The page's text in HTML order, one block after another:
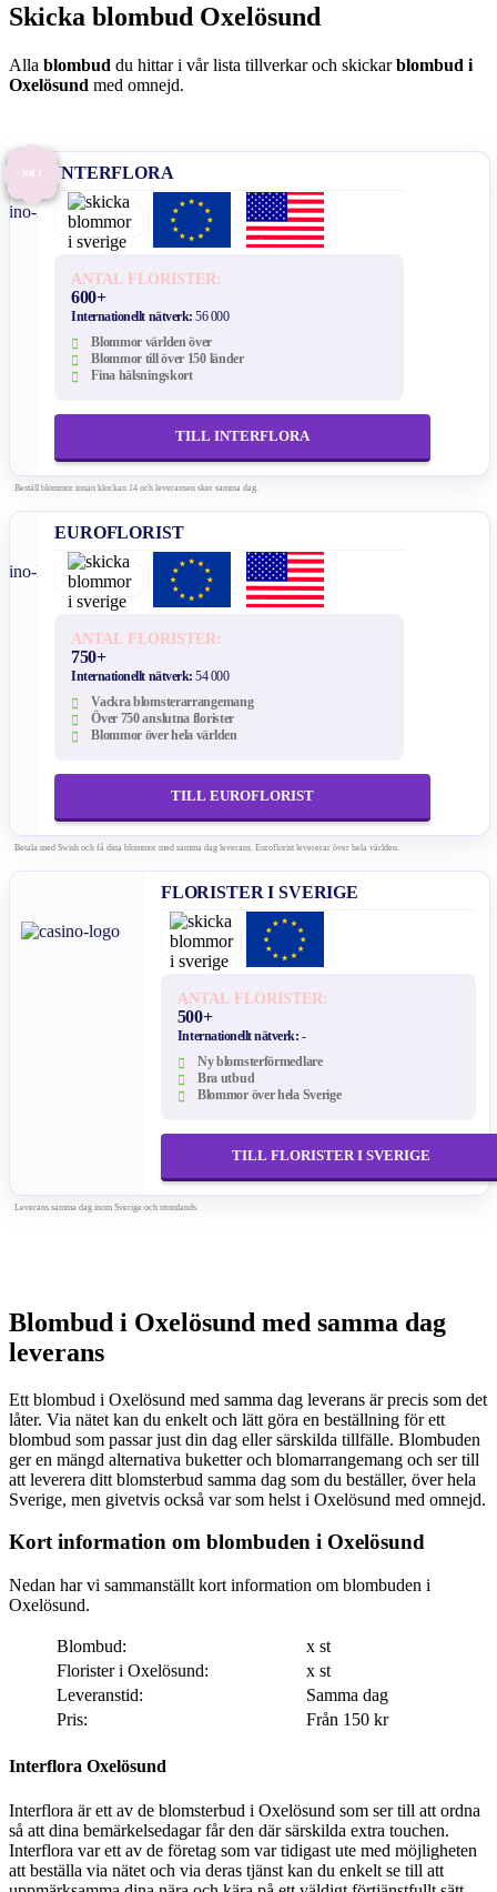
Skicka blombud Oxelösund
Alla blombud du hittar i vår lista tillverkar och skickarblombud i
Oxelösund med omnejd.
NR 1 INTERFLORA
ANTAL FLORISTER:
600+
Internationellt nätverk:56 000
Blommor världen över
Blommor till över 150 länder
Fina hälsningskort
TILL INTERFLORA
Beställ blommor innan klockan 14 och leveransen sker samma dag.
EUROFLORIST
ANTAL FLORISTER:
750+
Internationellt nätverk:54 000
Vackra blomsterarrangemang
Över 750 anslutna florister
Blommor över hela världen
TILL EUROFLORIST
Betala med Swish och få dina blommor med samma dag leverans. Euroflorist levererar över hela världen.
FLORISTER I SVERIGE
ANTAL FLORISTER:
500+
Internationellt nätverk: -
Ny blomsterförmedlare
Bra utbud
Blommor över hela Sverige
TILL FLORISTER I SVERIGE
Leverans samma dag inom Sverige och utomlands.
Blombud i Oxelösund med samma dag
leverans
Ett blombud i Oxelösund med samma dag leverans är precis som det
låter. Via nätet kan du enkelt och lätt göra en beställning för ett
blombud som passar just din dag eller särskilda tillfälle. Blombuden
ger en mängd alternativa buketter och blomarrangemang och ser till
att leverera ditt blomsterbud samma dag som du beställer, över hela
Sverige, men givetvis också var som helst i Oxelösund med omnejd.
Kort information om blombuden i Oxelösund
Nedan har vi sammanställt kort information om blombuden i
Oxelösund.
Blombud:
x st
Florister i Oxelösund:
x st
Leveranstid:
Samma dag
Pris:
Från 150 kr
Interflora Oxelösund
Interflora är ett av de blomsterbud i Oxelösund som ser till att ordna
så att dina bemärkelsedagar får den där särskilda extra touchen.
Interflora var ett av de företag som var tidigast ute med möjligheten
att beställa via nätet och via deras tjänst kan du enkelt se till att